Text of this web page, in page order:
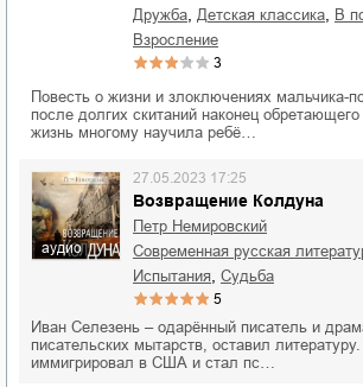
дружба детская классика в
взросление
3
Повесть о жизни и злоключениях мальчика-
после долгих скитаний наконец
жизнь многому научила ребё…
аудио
Возвращение Колдуна
27.05.2023 17:25
Петр Немировский
современная русская
испытания судьба
5
Иван Селезень – одарённый писатель и
писательских мытарств, оставил
иммигрировал в США и стал пс…